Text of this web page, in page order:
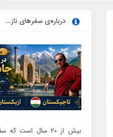
درباره‌ی سفرهای ناز...
بیش از 20 سال است که سفرهایی با عنوان